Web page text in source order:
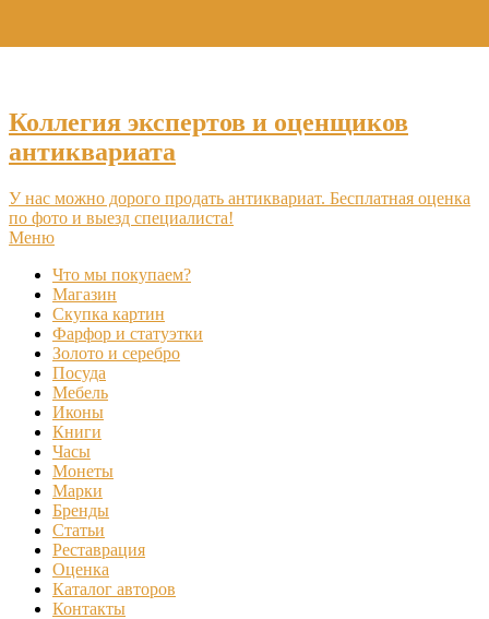
Коллегия экспертов и оценщиков
антиквариата
У нас можно дорого продать антиквариат. Бесплатная оценка
по фото и выезд специалиста!
Меню
Что мы покупаем?
Магазин
Скупка картин
Фарфор и статуэтки
Золото и серебро
Посуда
Мебель
Иконы
Книги
Часы
Монеты
Марки
Бренды
Статьи
Реставрация
Оценка
Каталог авторов
Контакты